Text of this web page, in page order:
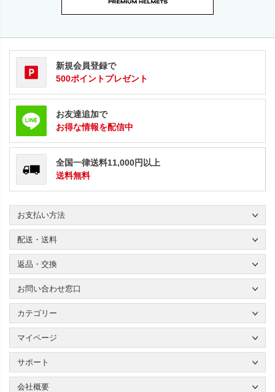
新規会員登録で
500ポイントプレゼント
お友達追加で
お得な情報を配信中
全国一律送料11,000円以上
送料無料
お支払い方法
配送・送料
返品・交換
お問い合わせ窓口
カテゴリー
マイページ
サポート
会社概要